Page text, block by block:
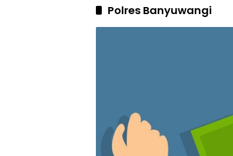
Polres Banyuwangi